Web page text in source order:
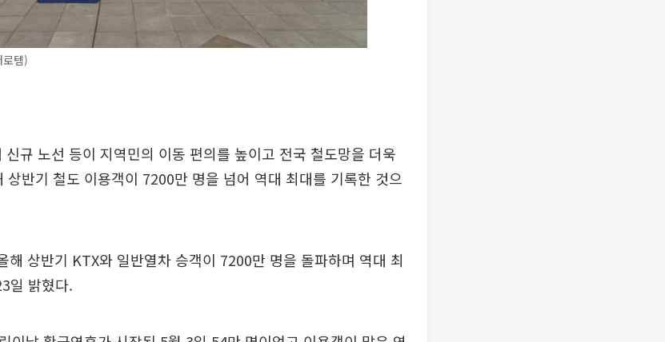
템)
규 노선 등이 지역민의 이동 편의를 높이고 전국 철도망을 더욱
상반기 철도 이용객이 7200만 명을 넘어 역대 최대를 기록한 것으
해 상반기 KTX와 일반열차 승객이 7200만 명을 돌파하며 역대 최
일 밝혔다.